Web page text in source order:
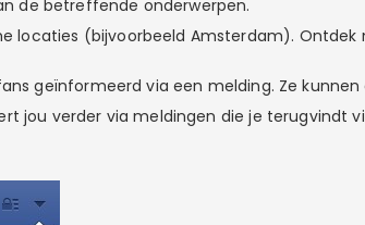
de betreffende onderwerpen.
locaties (bijvoorbeeld Amsterdam).
geïnformeerd via een melding. Ze
jou verder via meldingen die je terugvindt